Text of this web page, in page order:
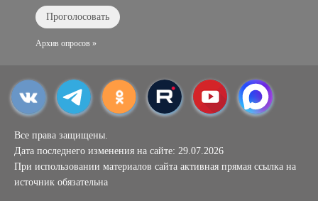
Архив опросов »
Все права защищены.
Дата последнего изменения на сайте: 29.07.2026
При использовании материалов сайта активная прямая ссылка на
источник обязательна